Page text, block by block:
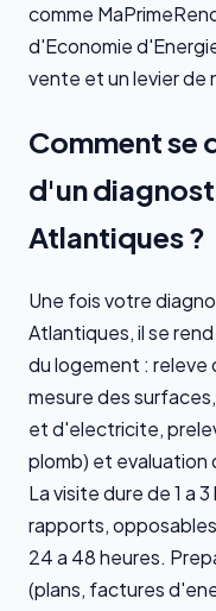
comme
d'Economie
vente et un levier de
Comment se
d'un
Atlantiques ?
Une fois votre
Atlantiques, il se
du logement : releve
mesure des
et d'electricite,
plomb) et evaluation
La visite dure de 1 a
rapports,
24 a 48 heures.
(plans, factures